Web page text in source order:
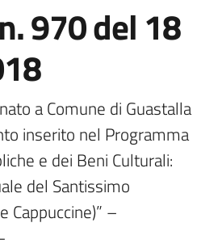
970 del 18
a Comune di Guastalla
inserito nel Programma
e dei Beni Culturali:
del Santissimo
Cappuccine)” –